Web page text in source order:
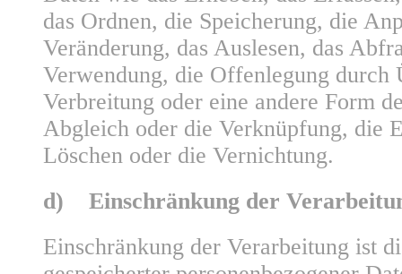
das Ordnen, die Speicherung, die
Veränderung, das Auslesen, das
Verwendung, die Offenlegung durch
Verbreitung oder eine andere Form
Abgleich oder die Verknüpfung, die
Löschen oder die Vernichtung.
d) Einschränkung der
Einschränkung der Verarbeitung ist